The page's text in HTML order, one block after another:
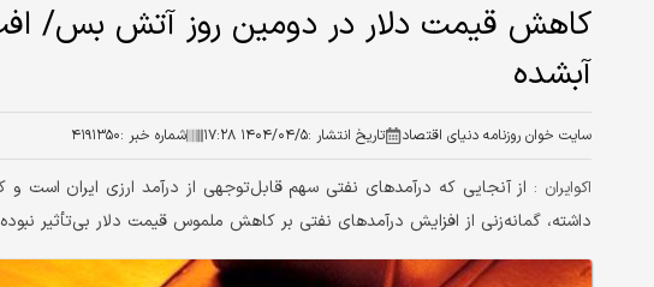
کاهش قیمت دلار در دومین روز آتش بس/
آبشده
سایت خوان روزنامه دنیای اقتصاد تاریخ انتشار :۱۴۰۴/۰۴/۵ ۱۷:۲۸ شماره خبر :۴۱۹۱۳۵۰
اکوایران : از آنجایی که درآمدهای نفتی سهم قابل‌توجهی از درآمد ارزی ایران است
داشته، گمانه‌زنی از افزایش درآمدهای نفتی بر کاهش ملموس قیمت دلار بی‌تأثیر